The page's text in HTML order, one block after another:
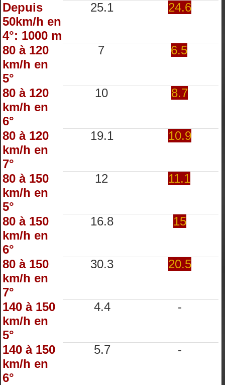
Depuis
50km/h en
4°: 1000 m
25.1 24.6
80 à 120
km/h en
5°
7 6.5
80 à 120
km/h en
6°
10 8.7
80 à 120
km/h en
7°
19.1 10.9
80 à 150
km/h en
5°
12 11.1
80 à 150
km/h en
6°
16.8 15
80 à 150
km/h en
7°
30.3 20.5
140 à 150
km/h en
5°
4.4 -
140 à 150
km/h en
6°
5.7 -